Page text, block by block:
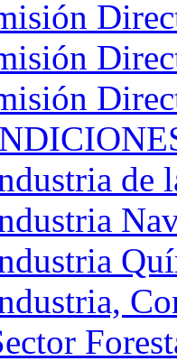
de